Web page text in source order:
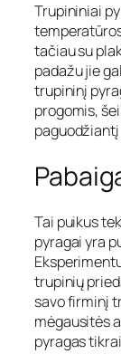
Trupininiai
tačiau su
padažu jie
trupininį
progomis,
Tai puikus
pyragai yra
trupinių
savo firminį
mėgausitės
pyragas